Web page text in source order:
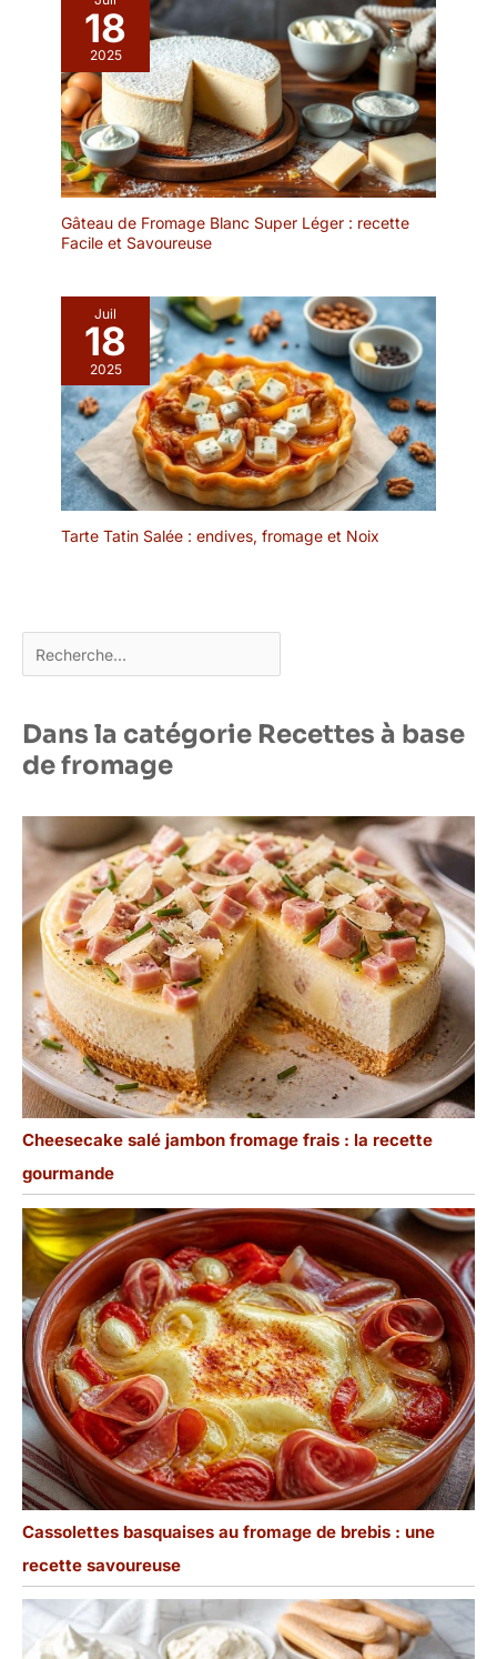
non seulement comme
noms de lieux et
panneaux de préavis,
mais aussi comme cartes
de lieux et étiquettes de
nourriture sur la table de
mariage. Ou des
étiquettes de menu de
nourriture de bricolage,
des étiquettes préférées
les fêtes.
messages importants.
VOUS LE PLACEZ LÀ OÙ
IL EST LE PLUS
EFFICACE – sa
conception pratique
permet de le déplacer
rapidement vers l'endroit
le plus visible.
18
2025
Gâteau de Fromage Blanc Super Léger : recette
Facile et Savoureuse
Juil
18
2025
Tarte Tatin Salée : endives, fromage et Noix
Rechercher
Dans la catégorie Recettes à base
de fromage
Cheesecake salé jambon fromage frais : la recette
gourmande
Cassolettes basquaises au fromage de brebis : une
recette savoureuse